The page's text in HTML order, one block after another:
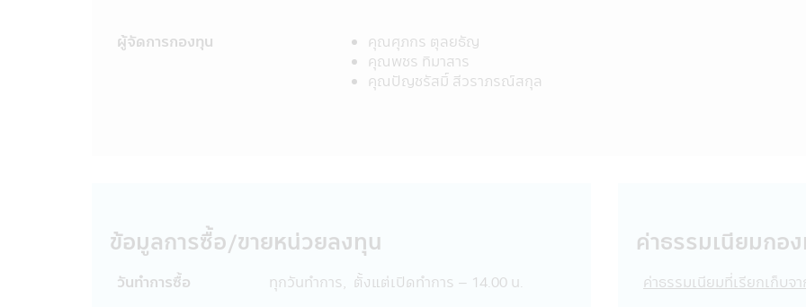
ในการยืนยันสิทธิประโยชน์ในทางภาษีของท่านหากถูกเรียกถามในอนาคต อนึ่ง ผู้ลงทุนควรขอรับ และศึกษา
ให้เข้าใจ หรือสอบถามรายละเอียดเพิ่มเติมได้ที่ บริษัทจัดการ หรือผู้ขายหน่วยลงทุน
• กรณีกองทุนรวมที่มีการลงทุนในต่างประเทศ และไม่ได้ป้องกันความเสี่ยงของอัตราแลกเปลี่ยนทั้งจำนวน
นโยบายความเป็นส่วนตัว
บริษัทหลักทรัพย์จัดการกองทุน ซีไอเอ็มบี-พรินซิเพิล จำกัด เคารพสิทธิของลูกค้า นโยบายความเป็นส่วนตัว
ท่านให้ข้อมูลกับบริษัทฯ โดยลูกค้ามีสิทธิที่จะเปิดเผยหรือไม่เปิดเผยข้อมูลของท่านได้
ผู้จัดการกองทุน
คุณศุภกร ตุลยธัญ
คุณพชร ทิมาสาร
คุณปัญชรัสมิ์ สีวราภรณ์สกุล
ข้อมูลการซื้อ/ขายหน่วยลงทุน
วันทำการซื้อ ทุกวันทำการ, ตั้งแต่เปิดทำการ – 14.00 น.
ค่าธรรมเนียมกอ
ค่าธรรมเนียมที่เรียกเก็บ